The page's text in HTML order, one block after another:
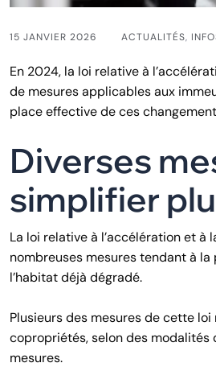
15 JANVIER 2026 ACTUALITÉS,
En 2024, la loi relative à
de mesures applicables aux
place effective de ces
Diverses
simplifier
La loi relative à l’accélération et
nombreuses mesures tendant à
l’habitat déjà dégradé.
Plusieurs des mesures de cette
copropriétés, selon des modalités
mesures.